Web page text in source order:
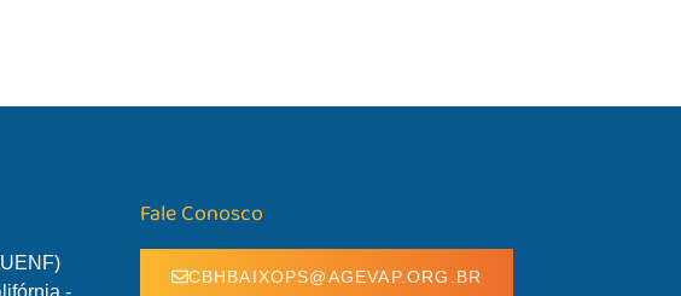
-
Fale Conosco
CBHBAIXOPS@AGEVAP.ORG.BR